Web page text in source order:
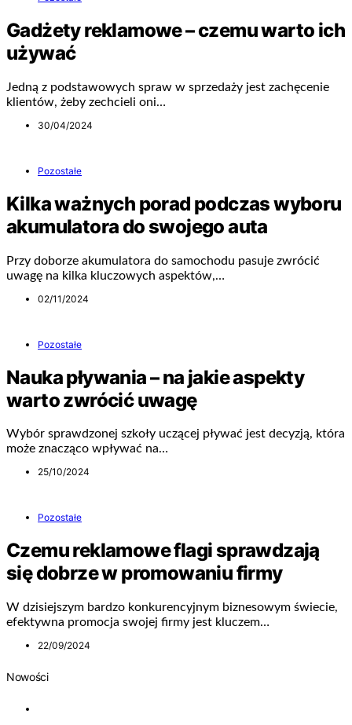
Gadżety reklamowe – czemu warto ich
używać
Jedną z podstawowych spraw w sprzedaży jest zachęcenie
klientów, żeby zechcieli oni…
30/04/2024
Pozostałe
Kilka ważnych porad podczas wyboru
akumulatora do swojego auta
Przy doborze akumulatora do samochodu pasuje zwrócić
uwagę na kilka kluczowych aspektów,…
02/11/2024
Pozostałe
Nauka pływania – na jakie aspekty
warto zwrócić uwagę
Wybór sprawdzonej szkoły uczącej pływać jest decyzją, która
może znacząco wpływać na…
25/10/2024
Pozostałe
Czemu reklamowe flagi sprawdzają
się dobrze w promowaniu firmy
W dzisiejszym bardzo konkurencyjnym biznesowym świecie,
efektywna promocja swojej firmy jest kluczem…
22/09/2024
Nowości